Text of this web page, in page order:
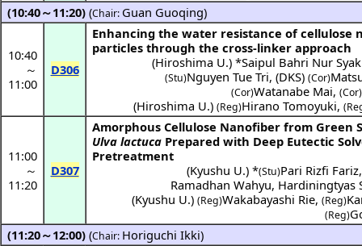
(10:40～11:20) (Chair: Guan Guoqing)
10:40
～
11:00
D306
Enhancing the water resistance of cellulose
particles through the cross-linker approach
(Hiroshima U.) *Saipul Bahri Nur
(Stu)Nguyen Tue Tri, (DKS) (Cor)
(Cor)Watanabe Mai, (Cor)
(Hiroshima U.) (Reg)Hirano Tomoyuki,
11:00
～
11:20
D307
Amorphous Cellulose Nanofiber from Green
Ulva lactuca Prepared with Deep Eutectic
Pretreatment
(Kyushu U.) *(Stu)Pari Rizfi Fariz
Ramadhan Wahyu, Hardiningtyas
(Kyushu U.) (Reg)Wakabayashi Rie, (Reg)
(Reg)
(11:20～12:00) (Chair: Horiguchi Ikki)